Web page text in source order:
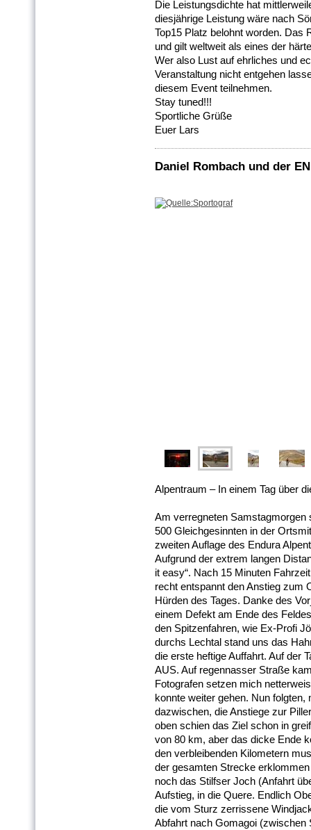
Die Leistungsdichte hat
diesjährige Leistung wäre nach
Top15 Platz belohnt worden. Das
und gilt weltweit als eines der
Wer also Lust auf ehrliches und
Veranstaltung nicht entgehen
diesem Event teilnehmen.
Stay tuned!!!
Sportliche Grüße
Euer Lars
Daniel Rombach und der
Alpentraum – In einem Tag über
Am verregneten Samstagmorgen
500 Gleichgesinnten in der
zweiten Auflage des Endura
Aufgrund der extrem langen
it easy“. Nach 15 Minuten
recht entspannt den Anstieg zum
Hürden des Tages. Danke des
einem Defekt am Ende des
den Spitzenfahren, wie Ex-Profi
durchs Lechtal stand uns das
die erste heftige Auffahrt. Auf der
AUS. Auf regennasser Straße
Fotografen setzen mich
konnte weiter gehen. Nun
dazwischen, die Anstiege zur
oben schien das Ziel schon in
von 80 km, aber das dicke Ende
den verbleibenden Kilometern
der gesamten Strecke
noch das Stilfser Joch (Anfahrt
Aufstieg, in die Quere. Endlich
die vom Sturz zerrissene
Abfahrt nach Gomagoi (zwischen